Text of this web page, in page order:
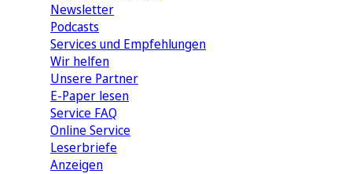
Newsletter
Podcasts
Services und Empfehlungen
Wir helfen
Unsere Partner
E-Paper lesen
Service FAQ
Online Service
Leserbriefe
Anzeigen